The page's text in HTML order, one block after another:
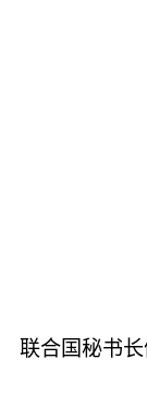
联合国秘书